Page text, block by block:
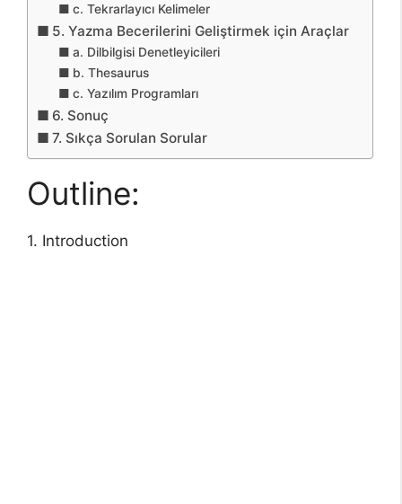
c. Tekrarlayıcı Kelimeler
5. Yazma Becerilerini Geliştirmek için Araçlar
a. Dilbilgisi Denetleyicileri
b. Thesaurus
c. Yazılım Programları
6. Sonuç
7. Sıkça Sorulan Sorular
Outline:
1. Introduction